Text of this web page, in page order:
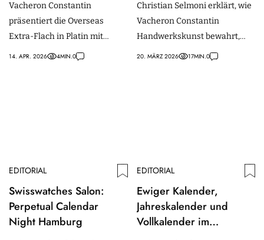
neuem Werk
Vacheron Constantin
präsentiert die Overseas
Extra-Flach in Platin mit
ihrem neuen Kaliber 2550 und
14. APR. 2026 4MIN.0
Christian Selmoni erklärt, wie
Vacheron Constantin
Handwerkskunst bewahrt,
indem Tradition, Innovation
20. MÄRZ 2026 17MIN.0
EDITORIAL
Swisswatches Salon:
Perpetual Calendar
Night Hamburg
EDITORIAL
Ewiger Kalender,
Jahreskalender und
Vollkalender im